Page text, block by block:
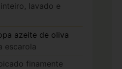
inteiro, lavado e
azeite de oliva
escarola
finamente